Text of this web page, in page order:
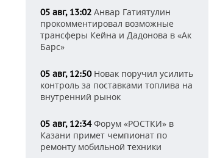
05 авг, 13:02 Анвар Гатиятулин
прокомментировал возможные
трансферы Кейна и Дадонова в «Ак
Барс»
05 авг, 12:50Новак поручил усилить
контроль за поставками топлива на
внутренний рынок
05 авг, 12:34Форум «РОСТКИ» в
Казани примет чемпионат по
ремонту мобильной техники